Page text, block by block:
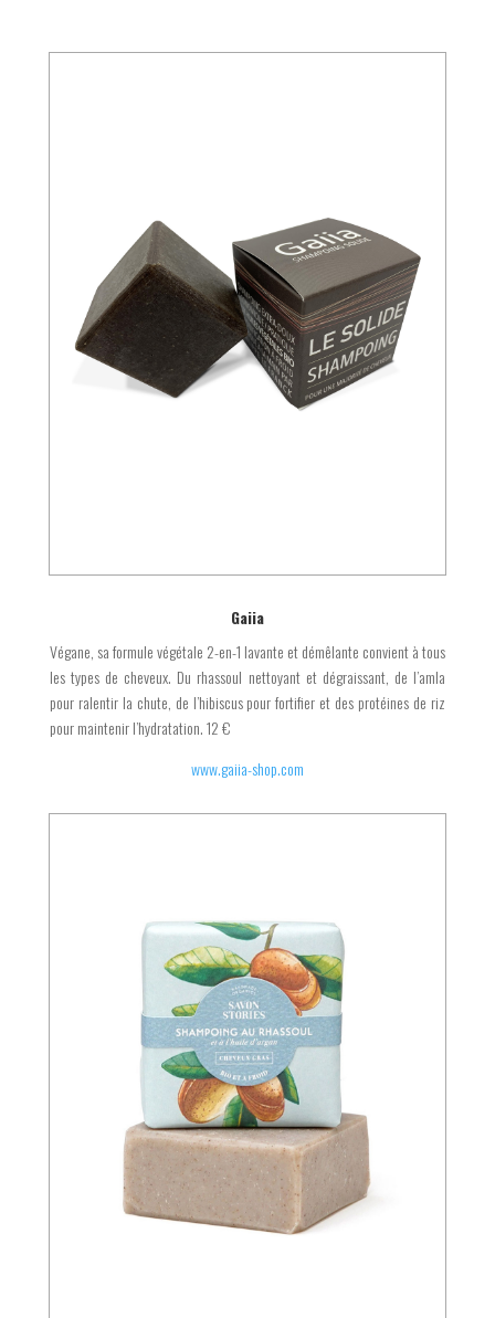
Gaiia
Végane, sa formule végétale 2-en-1 lavante et démêlante convient à tous
les types de cheveux. Du rhassoul nettoyant et dégraissant, de l’amla
pour ralentir la chute, de l’hibiscus pour fortifier et des protéines de riz
pour maintenir l’hydratation. 12 €
www.gaiia-shop.com